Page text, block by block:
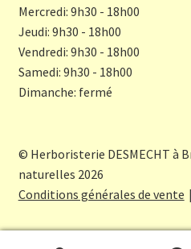
Mercredi: 9h30 - 18h00
Jeudi: 9h30 - 18h00
Vendredi: 9h30 - 18h00
Samedi: 9h30 - 18h00
Dimanche: fermé
© Herboristerie DESMECHT à
naturelles 2026
Conditions générales de vente